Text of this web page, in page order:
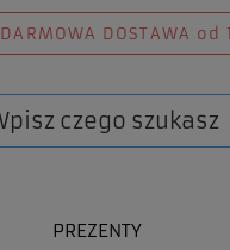
DARMOWA DOSTAWA od
PREZENTY